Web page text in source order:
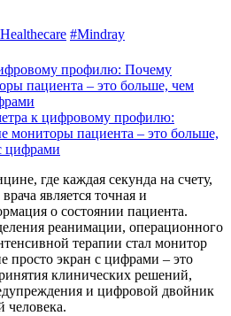
#Mindray
к цифровому профилю:
мониторы пациента – это больше,
цифрами
где каждая секунда на счету,
является точная и
о состоянии пациента.
реанимации, операционного
терапии стал монитор
просто экран с цифрами – это
клинических решений,
и цифровой двойник